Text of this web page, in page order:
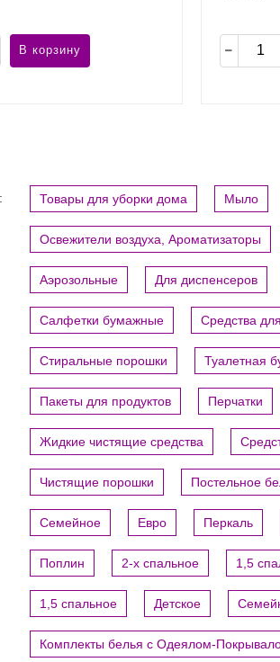
В корзину
Товары для уборки дома Мыло
Освежители воздуха, Ароматизаторы
Аэрозольные Для диспенсеров
Салфетки бумажные Средства
Стиральные порошки Туалетная
Пакеты для продуктов Перчатки
Жидкие чистящие средства
Чистящие порошки Постельное
Семейное Евро Перкаль
Поплин 2-х спальное 1,5
1,5 спальное Детское
Комплекты белья с Одеялом-